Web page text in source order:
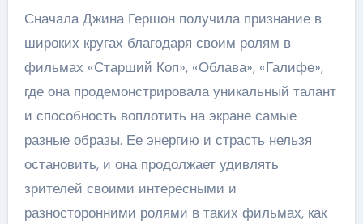
Сначала Джина Гершон получила признание в
широких кругах благодаря своим ролям в
фильмах «Старший Коп», «Облава», «Галифе»,
где она продемонстрировала уникальный талант
и способность воплотить на экране самые
разные образы. Ее энергию и страсть нельзя
остановить, и она продолжает удивлять
зрителей своими интересными и
разносторонними ролями в таких фильмах, как